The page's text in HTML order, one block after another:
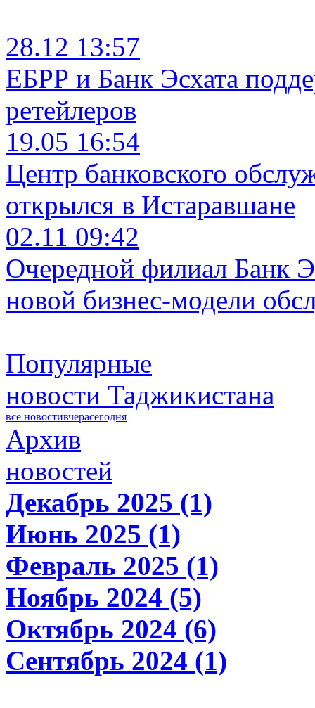
28.12 13:57
ЕБРР и Банк Эсхата
ретейлеров
19.05 16:54
Центр банковского
открылся в Истаравшане
02.11 09:42
Очередной филиал Банк
новой бизнес-модели
Популярные
новости Таджикистана
все новостивчерасегодня
Архив
новостей
Декабрь 2025 (1)
Июнь 2025 (1)
Февраль 2025 (1)
Ноябрь 2024 (5)
Октябрь 2024 (6)
Сентябрь 2024 (1)